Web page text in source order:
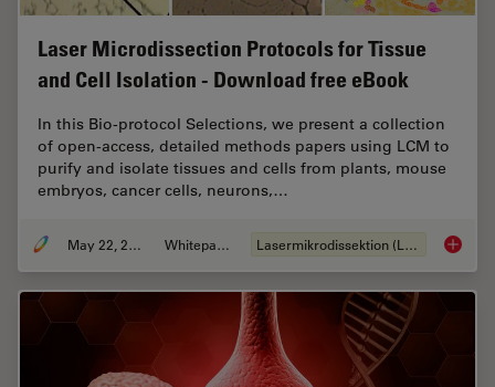
Laser Microdissection Protocols for Tissue
and Cell Isolation - Download free eBook
In this Bio-protocol Selections, we present a collection
of open-access, detailed methods papers using LCM to
purify and isolate tissues and cells from plants, mouse
embryos, cancer cells, neurons,…
May 22, 2024 Whitepaper Lasermikrodissektion (LMD) Laser